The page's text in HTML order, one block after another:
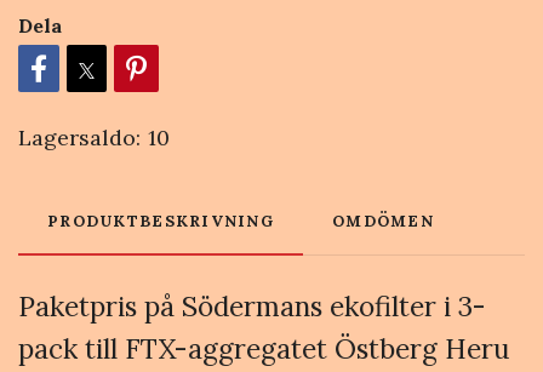
Dela
Lagersaldo: 10
PRODUKTBESKRIVNING OMDÖMEN
Paketpris på Södermans ekofilter i 3-
pack till FTX-aggregatet Östberg Heru